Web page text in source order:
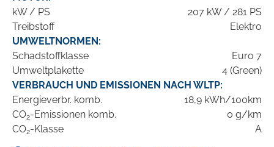
kW / PS
207 kW / 281 PS
Treibstoff
Elektro
UMWELTNORMEN:
Schadstoffklasse
Euro 7
Umweltplakette
4 (Green)
VERBRAUCH UND EMISSIONEN NACH WLTP:
Energieverbr. komb.
18,9 kWh/100km
CO2-Emissionen komb.
0 g/km
CO2-Klasse A